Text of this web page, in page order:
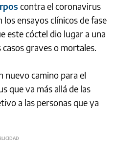
contra el coronavirus
ensayos clínicos de fase
este cóctel dio lugar a una
casos graves o mortales.
nuevo camino para el
que va más allá de las
a las personas que ya